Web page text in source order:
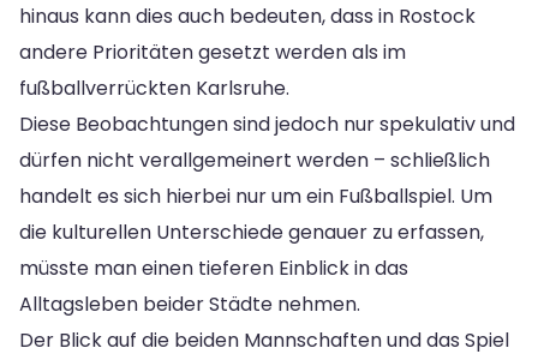
hinaus kann dies auch bedeuten, dass in Rostock
andere Prioritäten gesetzt werden als im
fußballverrückten Karlsruhe.
Diese Beobachtungen sind jedoch nur spekulativ und
dürfen nicht verallgemeinert werden – schließlich
handelt es sich hierbei nur um ein Fußballspiel. Um
die kulturellen Unterschiede genauer zu erfassen,
müsste man einen tieferen Einblick in das
Alltagsleben beider Städte nehmen.
Der Blick auf die beiden Mannschaften und das Spiel